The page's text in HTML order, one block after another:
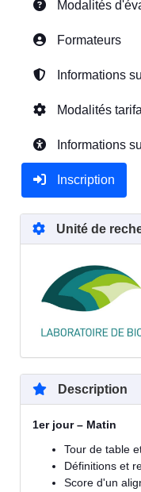
Modalités
Formateurs
Informations
Modalités
Informations
Inscription
Unité de
Description
1er jour – Matin
Tour de table
Définitions et
Score d'un